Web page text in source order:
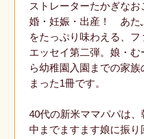
ストレーターたかぎな
婚・妊娠・出産！ あた
をたっぷり味わえる、フ
エッセイ第二弾。娘・
ら幼稚園入園までの家
まった1冊です。
40代の新米ママパパは
中までますます娘に振